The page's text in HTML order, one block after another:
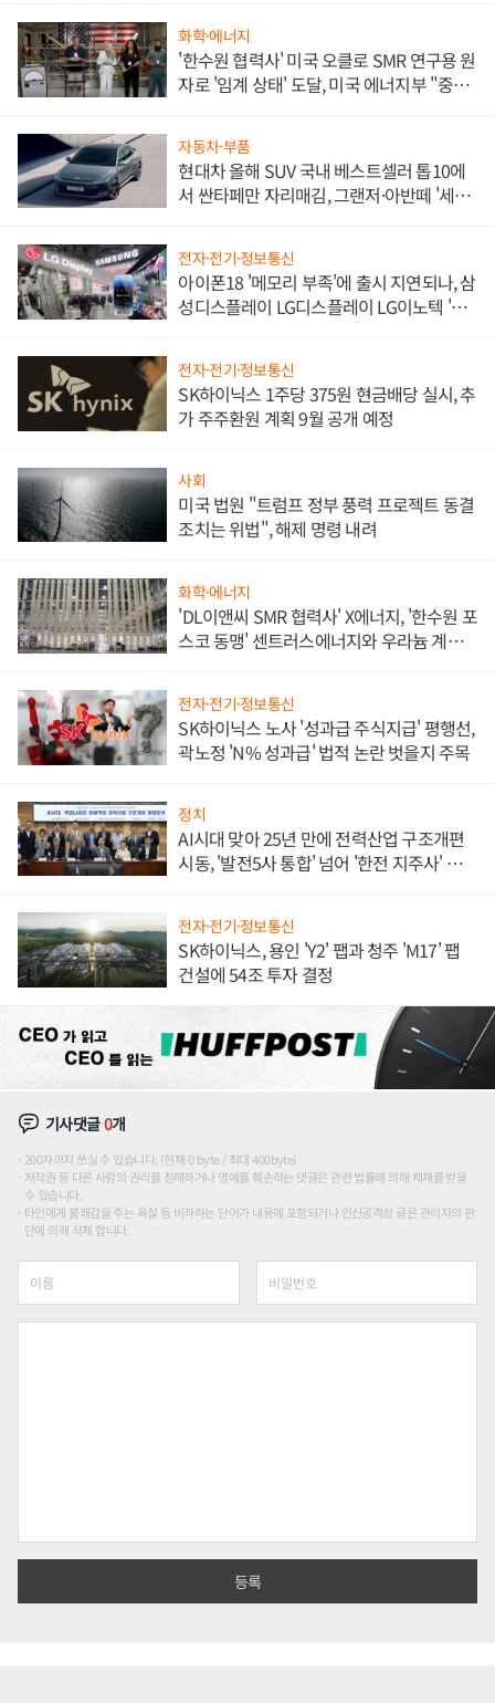
화학·에너지
'한수원 협력사' 미국 오클로 SMR 연구용 원
자로 '임계 상태' 도달, 미국 에너지부 "중요
자동차·부품
현대차 올해 SUV 국내 베스트셀러 톱10에
서 싼타페만 자리매김, 그랜저·아반떼 '세단
전자·전기·정보통신
아이폰18 '메모리 부족'에 출시 지연되나, 삼
성디스플레이 LG디스플레이 LG이노텍 '탈
전자·전기·정보통신
SK하이닉스 1주당 375원 현금배당 실시, 추
가 주주환원 계획 9월 공개 예정
사회
미국 법원 "트럼프 정부 풍력 프로젝트 동결
조치는 위법", 해제 명령 내려
화학·에너지
'DL이앤씨 SMR 협력사' X에너지, '한수원 포
스코 동맹' 센트러스에너지와 우라늄 계약
전자·전기·정보통신
SK하이닉스 노사 '성과급 주식지급' 평행선,
곽노정 'N% 성과급' 법적 논란 벗을지 주목
정치
AI시대 맞아 25년 만에 전력산업 구조개편
시동, '발전5사 통합' 넘어 '한전 지주사' 재편
전자·전기·정보통신
SK하이닉스, 용인 'Y2' 팹과 청주 'M17' 팹
건설에 54조 투자 결정
기사댓글0개
200자까지 쓰실 수 있습니다. (현재 0 byte / 최대 400byte)
저작권 등 다른 사람의 권리를 침해하거나 명예를 훼손하는 댓글은 관련 법률에 의해 제재를 받을
수 있습니다.
타인에게 불쾌감을 주는 욕설 등 비하하는 단어가 내용에 포함되거나 인신공격성 글은 관리자의 판
단에 의해 삭제 합니다.